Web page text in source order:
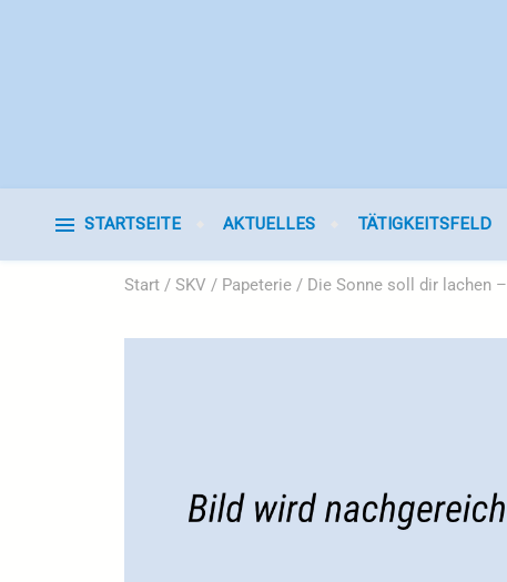
STARTSEITE AKTUELLES TÄTIGKEITSFELD
Start / SKV / Papeterie / Die Sonne soll dir lachen